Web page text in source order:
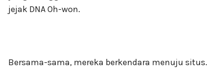
jejak DNA Oh-won.
Bersama-sama, mereka berkendara menuju situs.